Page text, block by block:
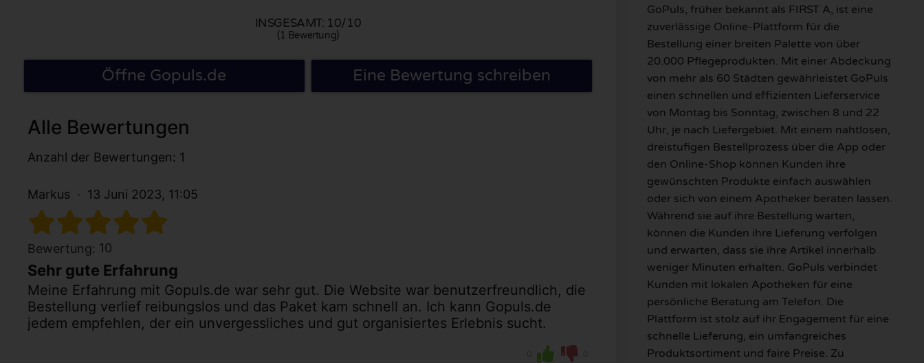
INSGESAMT: 10/10
(1 Bewertung)
Öffne Gopuls.de Eine Bewertung schreiben
Alle Bewertungen
Anzahl der Bewertungen: 1
Markus 13 Juni 2023, 11:05
Bewertung: 10
Sehr gute Erfahrung
Meine Erfahrung mit Gopuls.de war sehr gut. Die Website war benutzerfreundlich, die
Bestellung verlief reibungslos und das Paket kam schnell an. Ich kann Gopuls.de
jedem empfehlen, der ein unvergessliches und gut organisiertes Erlebnis sucht.
GoPuls, früher bekannt als FIRST A, ist eine
zuverlässige Online-Plattform für die
Bestellung einer breiten Palette von über
20.000 Pflegeprodukten. Mit einer Abdeckung
von mehr als 60 Städten gewährleistet GoPuls
einen schnellen und effizienten Lieferservice
von Montag bis Sonntag, zwischen 8 und 22
Uhr, je nach Liefergebiet. Mit einem nahtlosen,
dreistufigen Bestellprozess über die App oder
den Online-Shop können Kunden ihre
gewünschten Produkte einfach auswählen
oder sich von einem Apotheker beraten lassen.
Während sie auf ihre Bestellung warten,
können die Kunden ihre Lieferung verfolgen
und erwarten, dass sie ihre Artikel innerhalb
weniger Minuten erhalten. GoPuls verbindet
Kunden mit lokalen Apotheken für eine
persönliche Beratung am Telefon. Die
Plattform ist stolz auf ihr Engagement für eine
schnelle Lieferung, ein umfangreiches
Produktsortiment und faire Preise. Zu